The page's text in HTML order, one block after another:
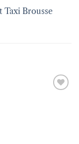
Taxi Brousse